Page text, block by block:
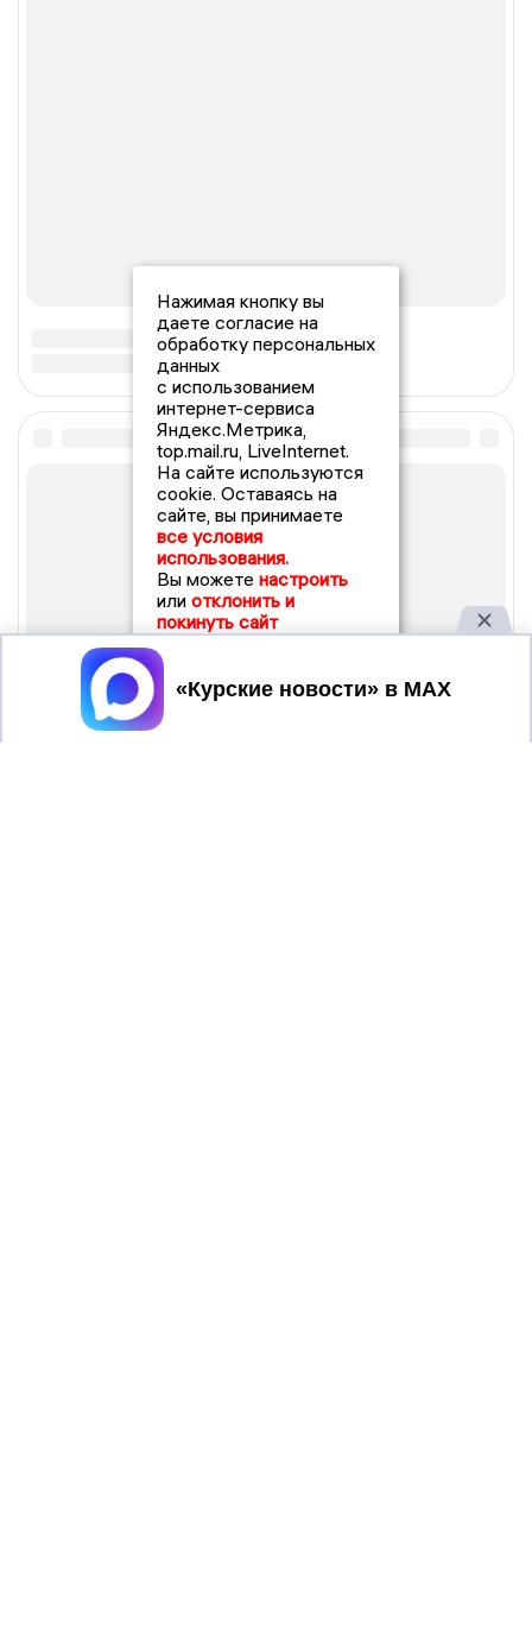
Нажимая кнопку вы
даете согласие на
обработку персональных
данных
с использованием
интернет-сервиса
Яндекс.Метрика,
top.mail.ru, LiveInternet.
На сайте используются
cookie. Оставаясь на
сайте, вы принимаете
все условия
использования.
Вы можете настроить
или отклонить и
покинуть сайт
Принять